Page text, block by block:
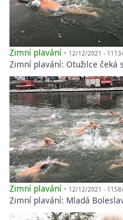
Zimní plavání - 12/12/2021 -
Zimní plavání: Otužilce čeká
Zimní plavání - 12/12/2021 -
Zimní plavání: Mladá